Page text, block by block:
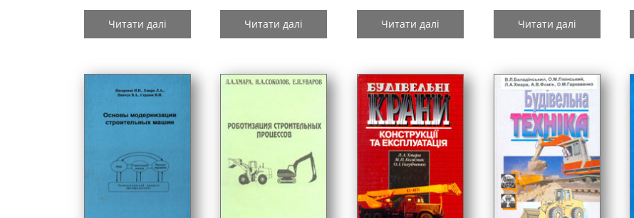
Читати далі
технические
характеристики,
Читати далі Читати далі Читати далі